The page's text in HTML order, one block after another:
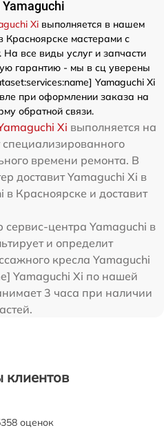
Xi выполняется в нашем
Красноярске мастерами с
все виды услуг и запчасти
гарантию - мы в сц уверены
Yamaguchi Xi
при оформлении заказа на
обратной связи.
Xi выполняется на
специализированного
времени ремонта. В
доставит Yamaguchi Xi в
в Красноярске и доставит
центра Yamaguchi в
и определит
кресла Yamaguchi
Yamaguchi Xi по нашей
3 часа при наличии
клиентов
оценок